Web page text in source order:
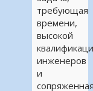
требующая
времени,
высокой
инженеров
и